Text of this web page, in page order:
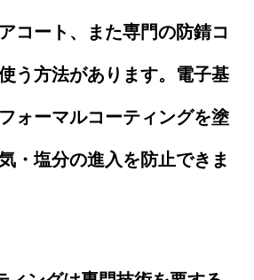
コート、また専門の防錆コ
う方法があります。電子基
ォーマルコーティングを塗
・塩分の進入を防止できま